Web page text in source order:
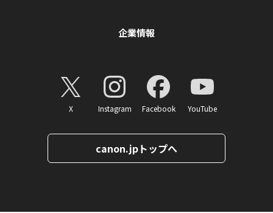
企業情報
X Instagram Facebook YouTube
canon.jpトップへ